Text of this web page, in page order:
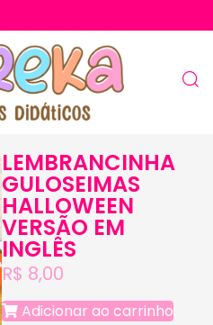
LEMBRANCINHA
GULOSEIMAS
HALLOWEEN
VERSÃO EM
INGLÊS
R$ 8,00
Adicionar ao carrinho